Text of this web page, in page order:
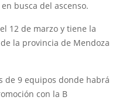
busca del ascenso.
12 de marzo y tiene la
la provincia de Mendoza
de 9 equipos donde habrá
con la B